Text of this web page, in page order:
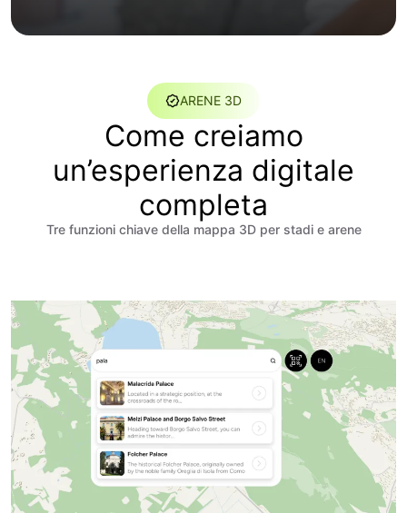
ARENE 3D
Come creiamo
un’esperienza digitale
completa
Tre funzioni chiave della mappa 3D per stadi e arene